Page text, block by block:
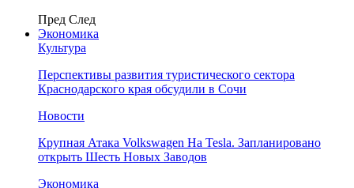
Пред След
Экономика
Культура
Перспективы развития туристического сектора
Краснодарского края обсудили в Сочи
Новости
Крупная Атака Volkswagen На Tesla. Запланировано
открыть Шесть Новых Заводов
Экономика